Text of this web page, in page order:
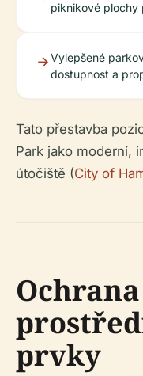
piknikové plochy
Vylepšené
dostupnost a
Tato přestavba
Park jako moderní,
útočiště (City of
prvky